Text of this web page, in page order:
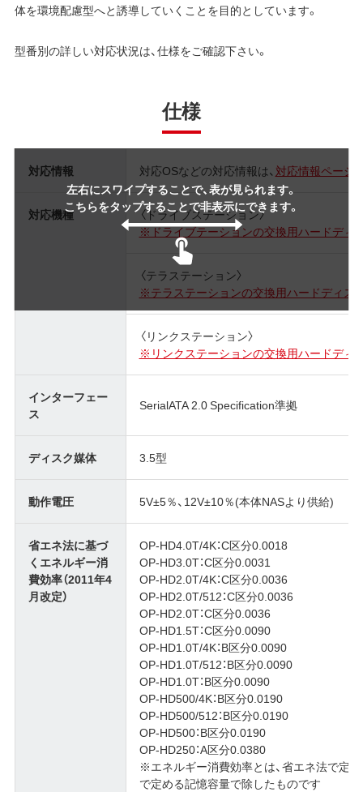
体を環境配慮型へと誘導していくことを目的としています。
型番別の詳しい対応状況は、仕様をご確認下さい。
仕様
左右にスワイプすることで、表が見られます。
こちらをタップすることで非表示にできます。
対応情報 対応OSなどの対応情報は、 対応情報ページ
対応機種
〈ドライブステーション〉
※ドライブテーションの交換用ハードディ
〈テラステーション〉
※テラステーションの交換用ハードディス
〈リンクステーション〉
※リンクステーションの交換用ハードディ
インターフェー
ス
SerialATA 2.0 Specification準拠
ディスク媒体 3.5型
動作電圧 5V±5％、12V±10％(本体NASより供給)
省エネ法に基づ
くエネルギー消
費効率（2011年4
月改定）
OP-HD4.0T/4K：C区分0.0018
OP-HD3.0T：C区分0.0031
OP-HD2.0T/4K：C区分0.0036
OP-HD2.0T/512：C区分0.0036
OP-HD2.0T：C区分0.0036
OP-HD1.5T：C区分0.0090
OP-HD1.0T/4K：B区分0.0090
OP-HD1.0T/512：B区分0.0090
OP-HD1.0T：B区分0.0090
OP-HD500/4K：B区分0.0190
OP-HD500/512：B区分0.0190
OP-HD500：B区分0.0190
OP-HD250：A区分0.0380
※エネルギー消費効率とは、省エネ法で定
で定める記憶容量で除したものです